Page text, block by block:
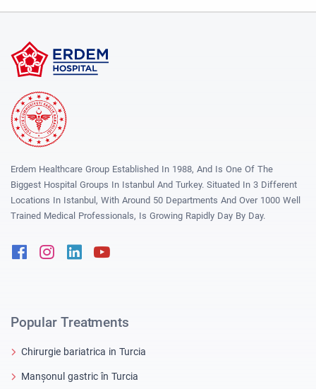
Erdem Healthcare Group Established In 1988, And Is One Of The
Biggest Hospital Groups In Istanbul And Turkey. Situated In 3 Different
Locations In Istanbul, With Around 50 Departments And Over 1000 Well
Trained Medical Professionals, Is Growing Rapidly Day By Day.
FacebookInstagram
Linkedin
Popular Treatments
Chirurgie bariatrica in Turcia
Manșonul gastric în Turcia